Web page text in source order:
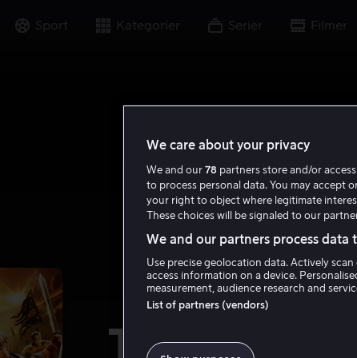
Sport Kategorier Serier Filmer
The
We care about your privacy
We and our 78 partners store and/or
to process personal data. You may accept
your right to object where legitimate
These choices will be signaled to our
We and our partners process data
Use precise geolocation data. Actively
access information on a device.
measurement, audience research and
List of partners (vendors)